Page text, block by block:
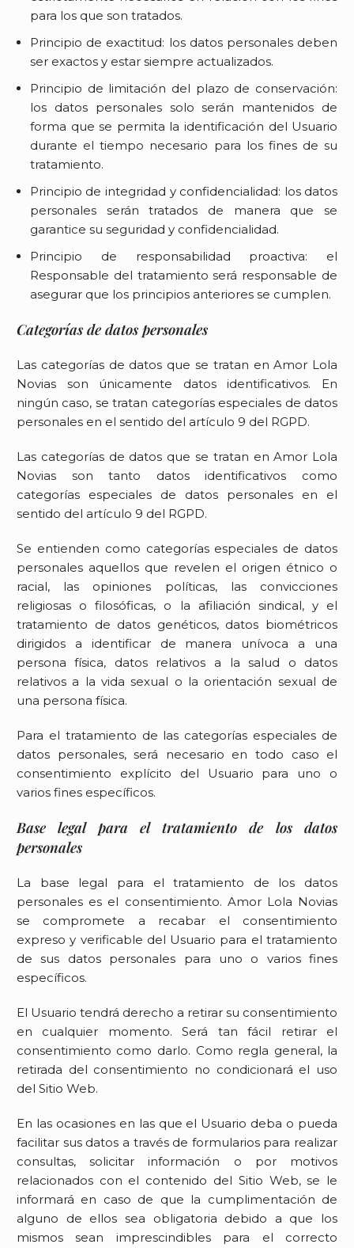
para los que son tratados.
Principio de exactitud: los datos personales deben
ser exactos y estar siempre actualizados.
Principio de limitación del plazo de conservación:
los datos personales solo serán mantenidos de
forma que se permita la identificación del Usuario
durante el tiempo necesario para los fines de su
tratamiento.
Principio de integridad y confidencialidad: los datos
personales serán tratados de manera que se
garantice su seguridad y confidencialidad.
Principio de responsabilidad proactiva: el
Responsable del tratamiento será responsable de
asegurar que los principios anteriores se cumplen.
Categorías de datos personales
Las categorías de datos que se tratan enAmor Lola
Noviasson únicamente datos identificativos. En
ningún caso, se tratan categorías especiales de datos
personales en el sentido del artículo 9 del RGPD.
Las categorías de datos que se tratan enAmor Lola
Noviasson tanto datos identificativos como
categorías especiales de datos personales en el
sentido del artículo 9 del RGPD.
Se entienden como categorías especiales de datos
personales aquellos que revelen el origen étnico o
racial, las opiniones políticas, las convicciones
religiosas o filosóficas, o la afiliación sindical, y el
tratamiento de datos genéticos, datos biométricos
dirigidos a identificar de manera unívoca a una
persona física, datos relativos a la salud o datos
relativos a la vida sexual o la orientación sexual de
una persona física.
Para el tratamiento de las categorías especiales de
datos personales, será necesario en todo caso el
consentimiento explícito del Usuario para uno o
varios fines específicos.
Base legal para el tratamiento de los datos
personales
La base legal para el tratamiento de los datos
personales es el consentimiento. Amor Lola Novias
se compromete a recabar el consentimiento
expreso y verificable del Usuario para el tratamiento
de sus datos personales para uno o varios fines
específicos.
El Usuario tendrá derecho a retirar su consentimiento
en cualquier momento. Será tan fácil retirar el
consentimiento como darlo. Como regla general, la
retirada del consentimiento no condicionará el uso
del Sitio Web.
En las ocasiones en las que el Usuario deba o pueda
facilitar sus datos a través de formularios para realizar
consultas, solicitar información o por motivos
relacionados con el contenido del Sitio Web, se le
informará en caso de que la cumplimentación de
alguno de ellos sea obligatoria debido a que los
mismos sean imprescindibles para el correcto